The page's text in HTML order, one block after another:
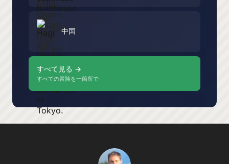
中国
すべて見る →
すべての冒険を一箇所で